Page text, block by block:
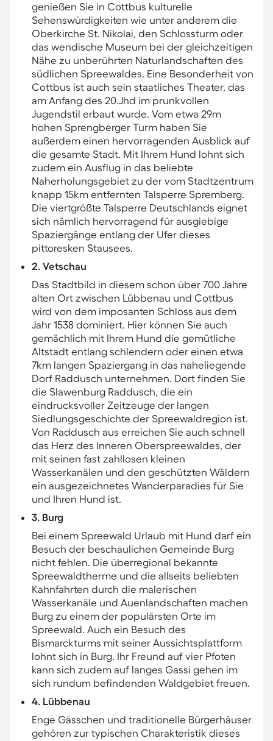
genießen Sie in Cottbus kulturelle
Sehenswürdigkeiten wie unter anderem die
Oberkirche St. Nikolai, den Schlossturm oder
das wendische Museum bei der gleichzeitigen
Nähe zu unberührten Naturlandschaften des
südlichen Spreewaldes. Eine Besonderheit von
Cottbus ist auch sein staatliches Theater, das
am Anfang des 20.Jhd im prunkvollen
Jugendstil erbaut wurde. Vom etwa 29m
hohen Sprengberger Turm haben Sie
außerdem einen hervorragenden Ausblick auf
die gesamte Stadt. Mit Ihrem Hund lohnt sich
zudem ein Ausflug in das beliebte
Naherholungsgebiet zu der vom Stadtzentrum
knapp 15km entfernten Talsperre Spremberg.
Die viertgrößte Talsperre Deutschlands eignet
sich nämlich hervorragend für ausgiebige
Spaziergänge entlang der Ufer dieses
pittoresken Stausees.
2. Vetschau
Das Stadtbild in diesem schon über 700 Jahre
alten Ort zwischen Lübbenau und Cottbus
wird von dem imposanten Schloss aus dem
Jahr 1538 dominiert. Hier können Sie auch
gemächlich mit Ihrem Hund die gemütliche
Altstadt entlang schlendern oder einen etwa
7km langen Spaziergang in das naheliegende
Dorf Raddusch unternehmen. Dort finden Sie
die Slawenburg Raddusch, die ein
eindrucksvoller Zeitzeuge der langen
Siedlungsgeschichte der Spreewaldregion ist.
Von Raddusch aus erreichen Sie auch schnell
das Herz des Inneren Oberspreewaldes, der
mit seinen fast zahllosen kleinen
Wasserkanälen und den geschützten Wäldern
ein ausgezeichnetes Wanderparadies für Sie
und Ihren Hund ist.
3. Burg
Bei einem Spreewald Urlaub mit Hund darf ein
Besuch der beschaulichen Gemeinde Burg
nicht fehlen. Die überregional bekannte
Spreewaldtherme und die allseits beliebten
Kahnfahrten durch die malerischen
Wasserkanäle und Auenlandschaften machen
Burg zu einem der populärsten Orte im
Spreewald. Auch ein Besuch des
Bismarckturms mit seiner Aussichtsplattform
lohnt sich in Burg. Ihr Freund auf vier Pfoten
kann sich zudem auf langes Gassi gehen im
sich rundum befindenden Waldgebiet freuen.
4. Lübbenau
Enge Gässchen und traditionelle Bürgerhäuser
gehören zur typischen Charakteristik dieses